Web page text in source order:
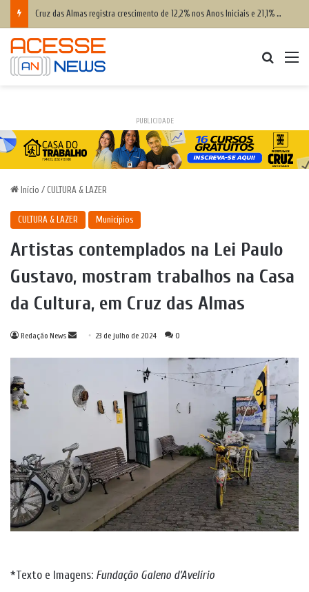
Gestão pública e sistema público de saúde no Brasil
PUBLICIDADE
Início / CULTURA & LAZER
CULTURA & LAZER Municípios
Artistas contemplados na Lei Paulo
Gustavo, mostram trabalhos na Casa
da Cultura, em Cruz das Almas
Redação News
Mande
mail
23 de julho de 2024 0
*Texto e Imagens: Fundação Galeno d’Avelírio